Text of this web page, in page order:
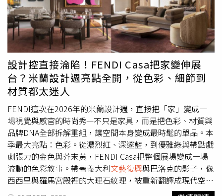
海與美國、日本、澳洲等國家知名國際文具品牌合作，如今
年6月與義大利MOLESKINE擴大合作設立期間限定專區，
引進高人氣的手帳、筆記本、素描組、後背包等超過200款
選擇，還有魔戒、愛麗絲夢遊仙境聯名新品；觀察療癒系IP
當道，即日起引進英國品牌Jellycat、noodoll等超過60款
絨毛玩偶系列，同步開賣最新「盛夏出遊去」系列款式；復
古攝影文藝復興再起，現貨開賣美國品牌柯達相機經典的
M35底片相機，底片獨特的色調及顆粒感，讓按下快門捕捉
美好瞬間的意義更加深遠，書店也同時販售深受年輕學子喜
愛的「Kodak Charmera 迷你數位相機鑰匙圈盲盒」，用拇
指大小的相機拍出多種濾鏡風采；還有兼具出遊實用與穿搭
靈感的香港品牌hellolulu 逾20多款多功能包袋，以及寶可
夢專區8月7日同步上市限量集換式卡牌-綠寶石風暴，現貨
開賣、不用等待！（圖／品牌提供）（圖／品牌提供）（圖
／品牌提供）此外，「CupiCho 丘彼巧全球精品巧克力專門
店」同慶進駐DREAM PLAZA一週年，期望持續帶給消費者
你弄錯貓了！」 隨後更被威脅：「快說，否則下場就很難
看！」 伴隨幽默搞笑的快節奏對白，尼祿與一夥被燈泡吸
引搶玩著：「給我、給我、給我！我的！」展現皮克斯獨有
的幽默感與角色魅力，更是把貓的習性真實展露，絕對令讓
貓奴們會心一笑。本片由《路卡的夏天》奧斯卡提名導演恩
里科卡薩羅薩編導，他指出本片全面捨棄過往傳統精細的
3D寫實風格，轉而採用前所未見的「動態手繪風格」視覺
特效，讓每一幀畫面都宛如一幅會流動的義大利傳統油畫，
美學全面升級，完美結合文藝復興水都的細膩情感與好萊塢
最頂尖的動態藝術特效，絕對是皮克斯近年來規模最龐大、
情感最豐沛的視覺與聽覺雙重饗宴！《貓的急轉彎》將於
2027年3月登上全台大銀幕。《貓的急轉彎》前導預告：
https://youtu.be/YqgvJ1aYIxI
設計控直接淪陷！FENDI Casa把家變伸展
台？米蘭設計週亮點全開，從色彩、細節到
材質都太迷人
FENDI這次在2026年的米蘭設計週，直接把「家」變成一
場視覺與感官的時尚秀—不只是家具，而是把色彩、材質與
品牌DNA全部拆解重組，讓空間本身變成最時髦的單品。本
季最大亮點：色彩。從濃烈紅、深邃藍，到優雅綠與帶點戲
劇張力的金色與芥末黃，FENDI Casa把整個展場變成一場
流動的色彩敘事。帶著義大利文藝復興與巴洛克的影子，像
西西里與羅馬宮殿裡的大理石紋理，被重新翻譯成現代空間
語言—華麗，但不浮誇，反而更耐看。（圖／品牌提供）除